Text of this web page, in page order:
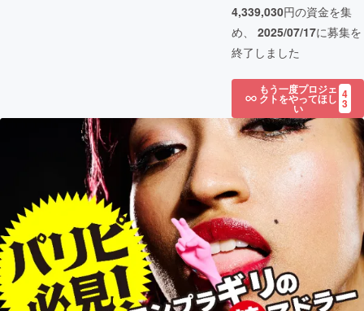
4,339,030円の資金を集
め、 2025/07/17に募集を
終了しました
もう一度プロジェ
クトをやってほし
い
4
3